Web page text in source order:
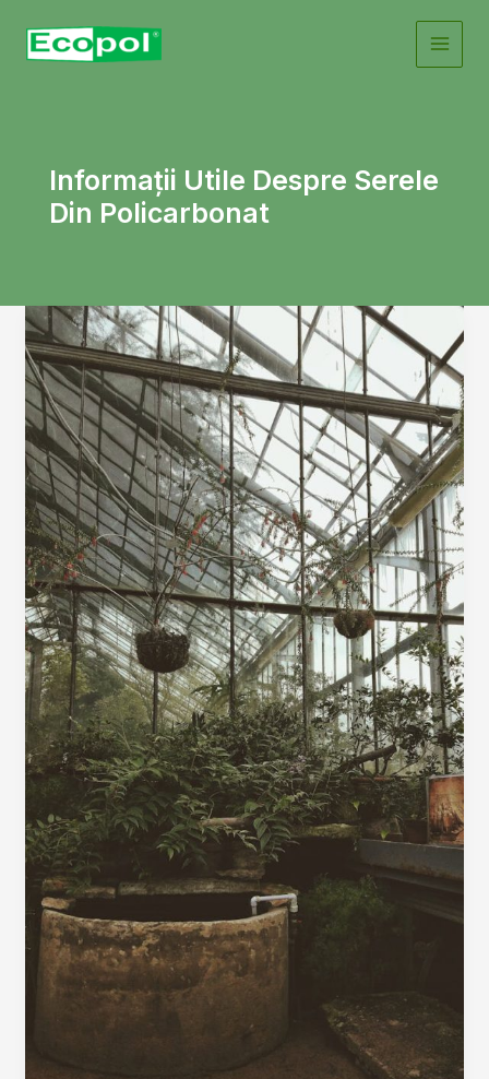
content
Informații Utile Despre Serele
Din Policarbonat
Avantajele
utilizării
policarbonatului
în
construcția
serelor